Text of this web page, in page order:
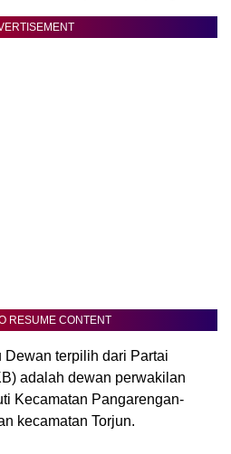
RESUME CONTENT
Dewan terpilih dari Partai
adalah dewan perwakilan
Kecamatan Pangarengan-
kecamatan Torjun.